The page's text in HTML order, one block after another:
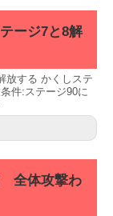
ージ7と8解
放する かくしステ
件:ステージ90に
全体攻撃わ